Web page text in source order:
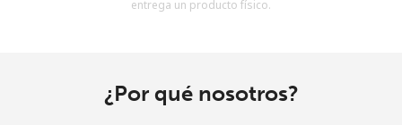
Al abrir una cuenta en este sitio web, estoy de acuerdo con
Únete
entrega un producto físico.
¿Por qué nosotros?